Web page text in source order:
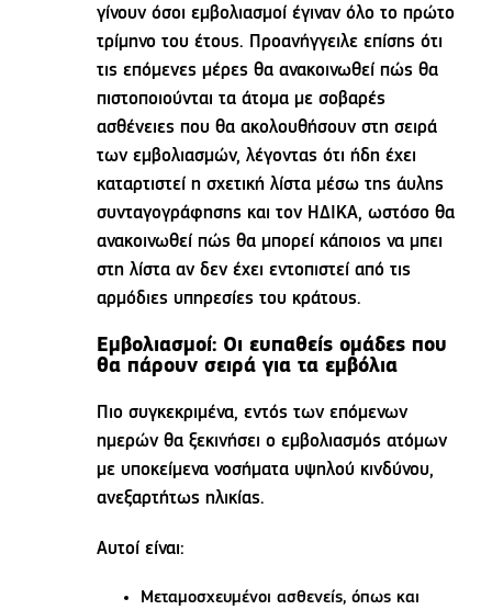
γίνουν όσοι εμβολιασμοί έγιναν όλο το πρώτο
τρίμηνο του έτους. Προανήγγειλε επίσης ότι
τις επόμενες μέρες θα ανακοινωθεί πώς θα
πιστοποιούνται τα άτομα με σοβαρές
ασθένειες που θα ακολουθήσουν στη σειρά
των εμβολιασμών, λέγοντας ότι ήδη έχει
καταρτιστεί η σχετική λίστα μέσω της άυλης
συνταγογράφησης και τον ΗΔΙΚΑ, ωστόσο θα
ανακοινωθεί πώς θα μπορεί κάποιος να μπει
στη λίστα αν δεν έχει εντοπιστεί από τις
αρμόδιες υπηρεσίες του κράτους.
Εμβολιασμοί: Οι ευπαθείς ομάδες που
θα πάρουν σειρά για τα εμβόλια
Πιο συγκεκριμένα, εντός των επόμενων
ημερών θα ξεκινήσει ο εμβολιασμός ατόμων
με υποκείμενα νοσήματα υψηλού κινδύνου,
ανεξαρτήτως ηλικίας.
Αυτοί είναι:
Μεταμοσχευμένοι ασθενείς, όπως και